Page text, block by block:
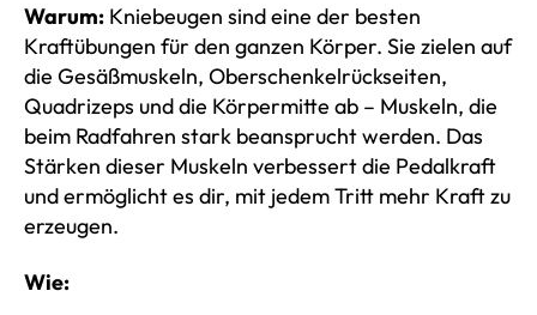
Warum: Kniebeugen sind eine der besten
Kraftübungen für den ganzen Körper. Sie zielen auf
die Gesäßmuskeln, Oberschenkelrückseiten,
Quadrizeps und die Körpermitte ab – Muskeln, die
beim Radfahren stark beansprucht werden. Das
Stärken dieser Muskeln verbessert die Pedalkraft
und ermöglicht es dir, mit jedem Tritt mehr Kraft zu
erzeugen.
Wie: